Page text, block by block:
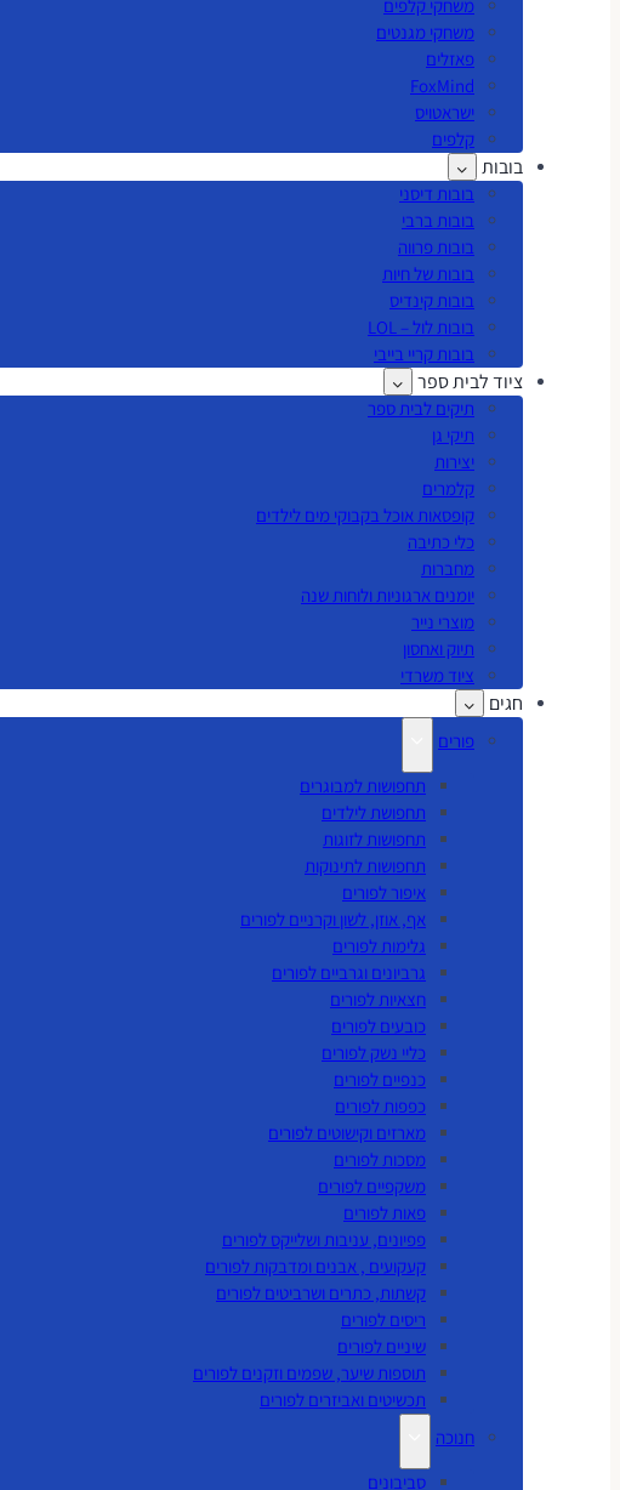
משחקי קלפים
משחקי מגנטים
פאזלים
FoxMind
ישראטויס
קלפים
בובות
בובות דיסני
בובות ברבי
בובות פרווה
בובות של חיות
בובות קינדיס
בובות לול – LOL
בובות קריי בייבי
ציוד לבית ספר
תיקים לבית ספר
תיקי גן
יצירות
קלמרים
קופסאות אוכל בקבוקי מים לילדים
כלי כתיבה
מחברות
יומנים ארגוניות ולוחות שנה
מוצרי נייר
תיוק ואחסון
ציוד משרדי
חגים
פורים
תחפושות למבוגרים
תחפושת לילדים
תחפושות לזוגות
תחפושות לתינוקות
איפור לפורים
אף, אוזן, לשון וקרניים לפורים
גלימות לפורים
גרביונים וגרביים לפורים
חצאיות לפורים
כובעים לפורים
כליי נשק לפורים
כנפיים לפורים
כפפות לפורים
מארזים וקישוטים לפורים
מסכות לפורים
משקפיים לפורים
פאות לפורים
פפיונים, עניבות ושלייקס לפורים
קעקועים , אבנים ומדבקות לפורים
קשתות, כתרים ושרביטים לפורים
ריסים לפורים
שיניים לפורים
תוספות שיער, שפמים וזקנים לפורים
תכשיטים ואביזרים לפורים
חנוכה
סביבונים